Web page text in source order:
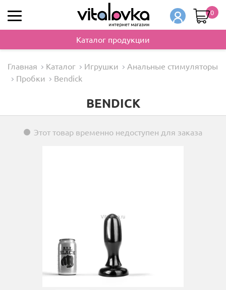
0
Каталог продукции
Главная Каталог Игрушки
Анальные стимуляторы
Пробки
Bendick
BENDICK
Этот товар временно недоступен для заказа